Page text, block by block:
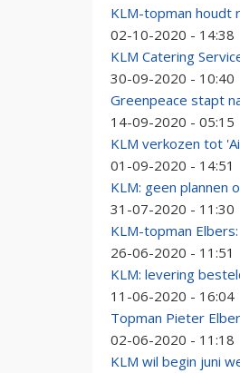
KLM-topman houdt
02-10-2020 - 14:38
KLM Catering
30-09-2020 - 10:40
Greenpeace stapt
14-09-2020 - 05:15
KLM verkozen tot
01-09-2020 - 14:51
KLM: geen plannen
31-07-2020 - 11:30
KLM-topman
26-06-2020 - 11:51
KLM: levering
11-06-2020 - 16:04
Topman Pieter
02-06-2020 - 11:18
KLM wil begin juni